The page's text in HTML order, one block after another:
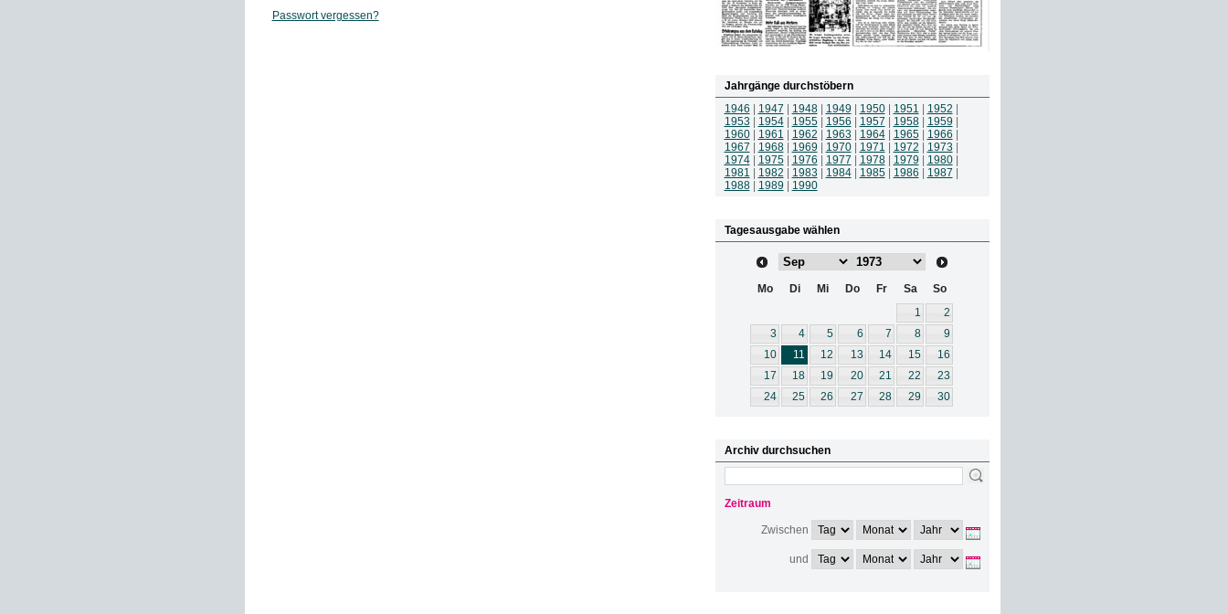
Passwort vergessen?
Jahrgänge durchstöbern
1946
1947 1948| 1949 1950| 1951 1952
1953
1954| 1955| 1956 1957 1958| 1959
1960| 1961 1962 1963 1964| 1965| 1966
1967
1968| 1969 1970| 1971 1972 1973
1974| 1975| 1976 1977 1978| 1979 1980|
1981
1982 1983 1984| 1985| 1986 1987
1988| 1989 1990
Tagesausgabe wählen
Mo Di Mi Do Fr Sa
So
1
2
3
4 5 6 7 8
9
10
11 12 13 14 15
16
17
18 19 20 21 22
23
24
25 26 27 28 29 30
Archiv durchsuchen
Zeitraum
Zwischen
und